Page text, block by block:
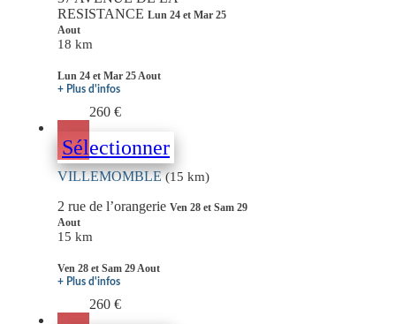
RESISTANCE Lun 24 et Mar 25
Aout
18 km
Lun 24 et Mar 25 Aout
+ Plus d'infos
260 €
Sélectionner
VILLEMOMBLE(15 km)
2 rue de l’orangerie Ven 28 et Sam 29
Aout
15 km
Ven 28 et Sam 29 Aout
+ Plus d'infos
260 €